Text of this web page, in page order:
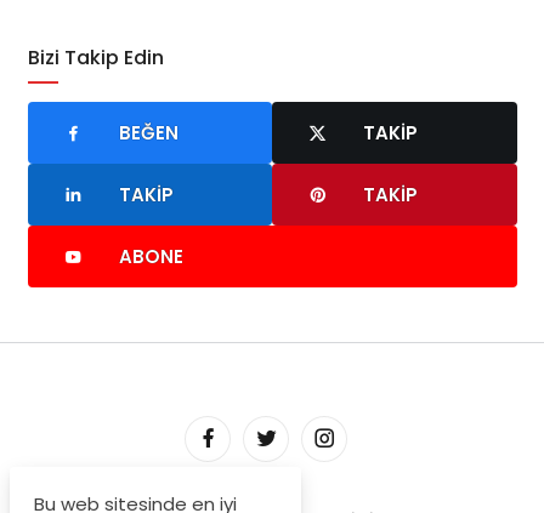
Bizi Takip Edin
BEĞEN TAKIP
TAKIP TAKIP
ABONE
Bu web sitesinde en iyi